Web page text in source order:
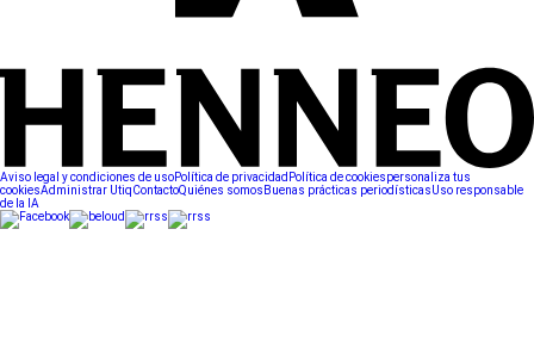
Aviso legal y condiciones de usoPolítica de privacidad Política de cookiespersonaliza tus
cookiesAdministrar UtiqContactoQuiénes somos Buenas prácticas periodísticasUso responsable
de la IA